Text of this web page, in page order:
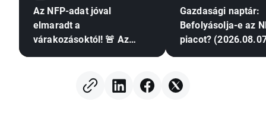
Az NFP-adat jóval
elmaradt a
várakozásoktól! 🚨 Az
Gazdasági naptár:
Befolyásolja-e az
piacot?